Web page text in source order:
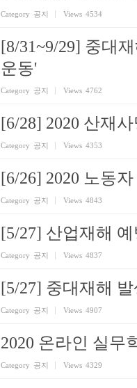
Category 공지 Views 4534
[8/31~9/29] 중대
운동'
Category 공지 Views 4762
[6/28] 2020 산재
Category 공지 Views 4353
[6/26] 2020 노동
Category 공지 Views 4843
[5/27] 산업재해
Category 공지 Views 4837
[5/27] 중대재해
Category 공지 Views 4907
2020 온라인 실무
Category 공지 Views 4329